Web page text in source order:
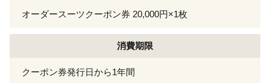
オーダースーツクーポン券 20,000円×1枚
消費期限
クーポン券発行日から1年間